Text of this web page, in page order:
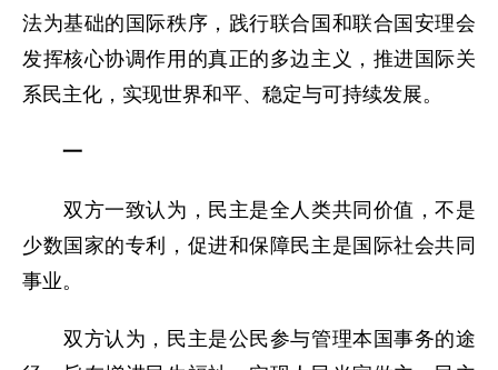
法为基础的国际秩序，践行联合国和联合国安理会
发挥核心协调作用的真正的多边主义，推进国际关
系民主化，实现世界和平、稳定与可持续发展。
一
双方一致认为，民主是全人类共同价值，不是
少数国家的专利，促进和保障民主是国际社会共同
事业。
双方认为，民主是公民参与管理本国事务的途